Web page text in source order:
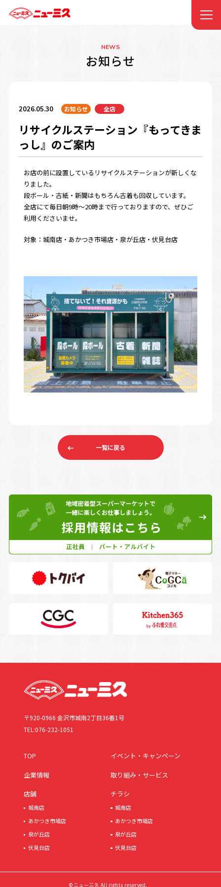
NEWS
お知らせ
2026.05.30 お知らせ 全店
リサイクルステーション『もってきま
っし』のご案内
お店の前に設置しているリサイクルステーションが新しくな
りました。
段ボール・古紙・新聞はもちろん古着も回収しています。
全店にて毎日朝9時～20時まで行っておりますので、ぜひご
利用くださいませ。
対象：城南店・あかつき市場店・泉が丘店・伏見台店
一覧に戻る
〒920-0966 金沢市城南2丁目36番1号
TEL:076-232-1051
TOP イベント・キャンペーン
企業情報
取り組み・サービス
店舗
城南店
あかつき市場店
泉が丘店
伏見台店
チラシ
城南店
あかつき市場店
泉が丘店
伏見台店
©ニュー三久 All rights reserved.